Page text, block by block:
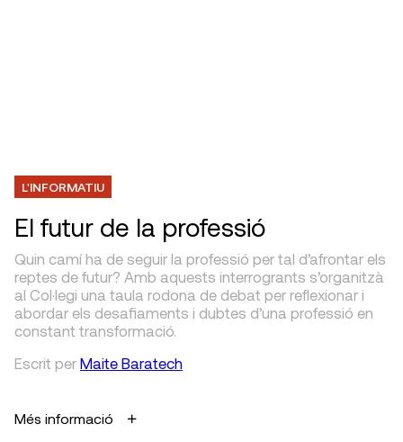
L'INFORMATIU
El futur de la professió
Quin camí ha de seguir la professió per tal d’afrontar els
reptes de futur? Amb aquests interrogrants s’organitzà
al Col·legi una taula rodona de debat per reflexionar i
abordar els desafiaments i dubtes d’una professió en
constant transformació.
Escrit per Maite Baratech
Més informació